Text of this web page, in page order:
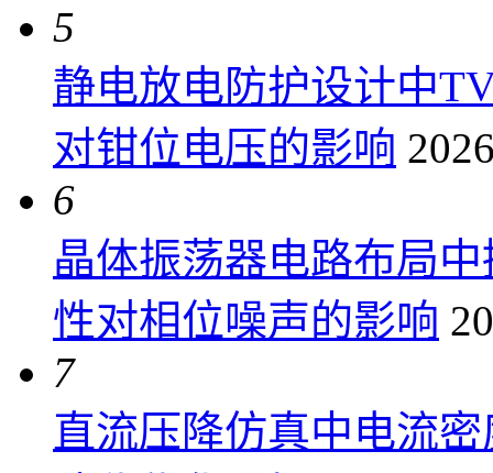
5
静电放电防护设计中
对钳位电压的影响
6
晶体振荡器电路布局
性对相位噪声的影响
7
直流压降仿真中电流